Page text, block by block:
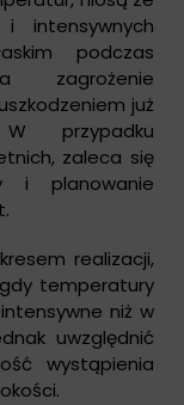
intensywnych
podczas
zagrożenie
już
przypadku
zaleca się
i planowanie
realizacji,
temperatury
niż w
uwzględnić
wystąpienia